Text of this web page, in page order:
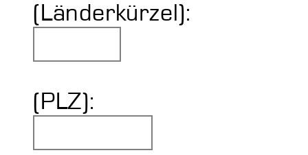
(Länderkürzel):
(PLZ):